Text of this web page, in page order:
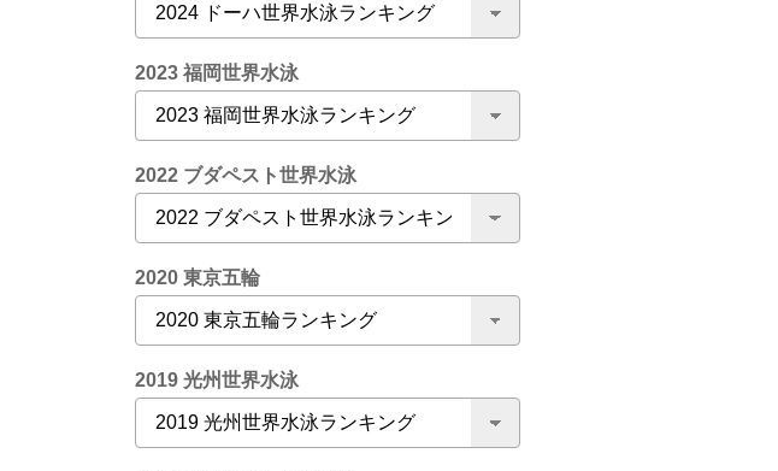
2023 福岡世界水泳
2022 ブダペスト世界水泳
2020 東京五輪
2019 光州世界水泳